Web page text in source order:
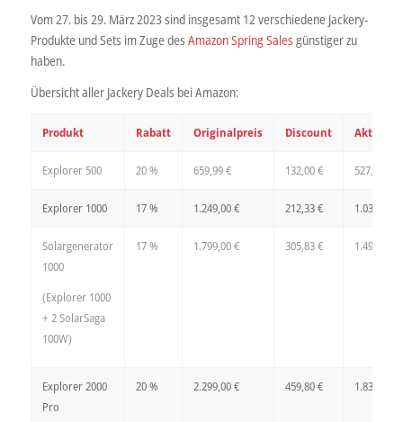
Vom 27. bis 29. März 2023 sind insgesamt 12 verschiedene Jackery-
Produkte und Sets im Zuge des Amazon Spring Sales günstiger zu
haben.
Übersicht aller Jackery Deals bei Amazon:
Produkt Rabatt Originalpreis Discount
Explorer 500 20 % 659,99 € 132,00 € 527,99 €
Explorer 1000 17 % 1.249,00 € 212,33 € 1.036,67 €
Solargenerator
1000
(Explorer 1000
+ 2 SolarSaga
100W)
17 % 1.799,00 € 305,83 € 1.493,17 €
Explorer 2000
Pro
20 % 2.299,00 € 459,80 € 1.839,20 €